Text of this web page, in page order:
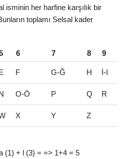
isminin her harfine karşılık bir
toplamı Selsal kader
6 7 8 9
F G-Ğ H İ-I
O-Ö P Q R
X Y Z
(1) + l (3) = => 1+4 = 5